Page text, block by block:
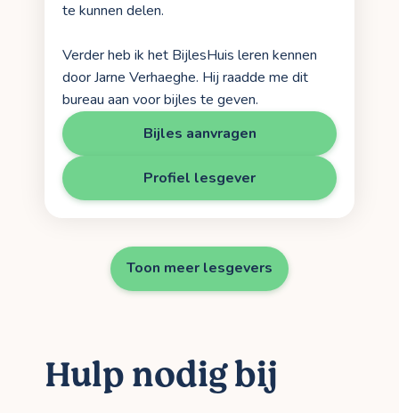
te kunnen delen.
Verder heb ik het BijlesHuis leren kennen
door Jarne Verhaeghe. Hij raadde me dit
bureau aan voor bijles te geven.
Bijles aanvragen
Profiel lesgever
Toon meer lesgevers
Hulp nodig bij